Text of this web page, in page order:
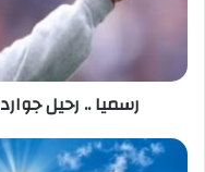
سيتي
رسميا .. رحيل
تعرف